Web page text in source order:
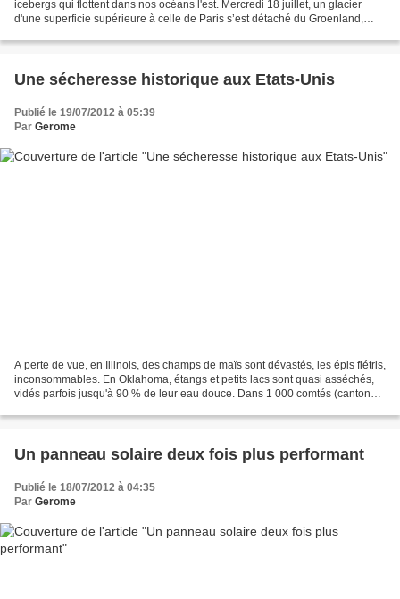
icebergs qui flottent dans nos océans l'est. Mercredi 18 juillet, un glacier
d'une superficie supérieure à celle de Paris s’est détaché du Groenland,
Une sécheresse historique aux Etats-Unis
Publié le 19/07/2012 à 05:39
Par Gerome
A perte de vue, en Illinois, des champs de maïs sont dévastés, les épis flétris,
inconsommables. En Oklahoma, étangs et petits lacs sont quasi asséchés,
vidés parfois jusqu'à 90 % de leur eau douce. Dans 1 000 comtés (cantons)
Un panneau solaire deux fois plus performant
Publié le 18/07/2012 à 04:35
Par Gerome